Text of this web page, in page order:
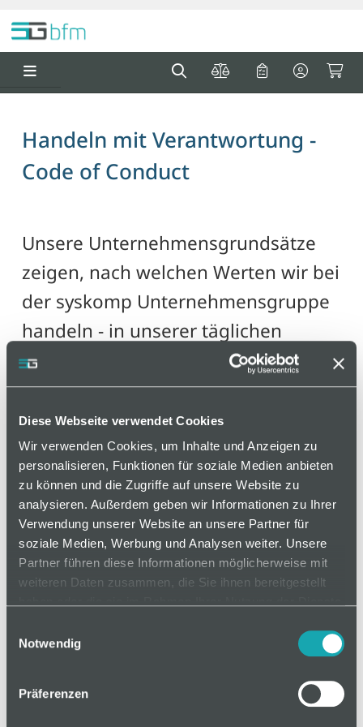
Diese Webseite verwendet Cookies
Wir verwenden Cookies, um Inhalte und Anzeigen zu
personalisieren, Funktionen für soziale Medien anbieten
zu können und die Zugriffe auf unsere Website zu
analysieren. Außerdem geben wir Informationen zu Ihrer
Verwendung unserer Website an unsere Partner für
soziale Medien, Werbung und Analysen weiter. Unsere
Partner führen diese Informationen möglicherweise mit
weiteren Daten zusammen, die Sie ihnen bereitgestellt
Notwendig
Präferenzen
Handeln mit Verantwortung -
Code of Conduct
Unsere Unternehmensgrundsätze
zeigen, nach welchen Werten wir bei
der syskomp Unternehmensgruppe
handeln - in unserer täglichen
Arbeit, intern wie extern. Unser
Denken und Handeln ist
wertorientiert: Wir stehen für
Integrität, Verlässlichkeit,
Innovation, Ergebnisorientierung
und Nachhaltigkeit.
Unser Verhaltenskodex |April
2022
Jeder von uns, Führungskraft wie
Mitarbeiter, ist dafür verantwortlich,